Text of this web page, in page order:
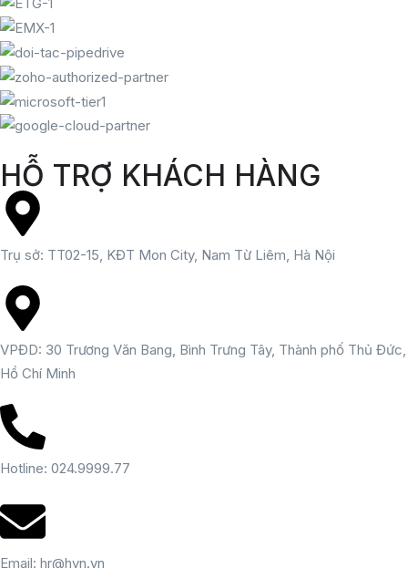
HỖ TRỢ KHÁCH HÀNG
Trụ sở: TT02-15, KĐT Mon City, Nam Từ Liêm, Hà Nội
VPĐD: 30 Trương Văn Bang, Bình Trưng Tây, Thành phố Thủ Đức,
Hồ Chí Minh
Hotline: 024.9999.77
Email: hr@hvn.vn